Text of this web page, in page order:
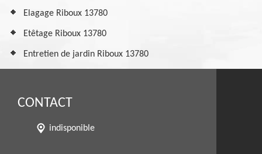
Elagage Riboux 13780
Etêtage Riboux 13780
Entretien de jardin Riboux 13780
CONTACT
indisponible